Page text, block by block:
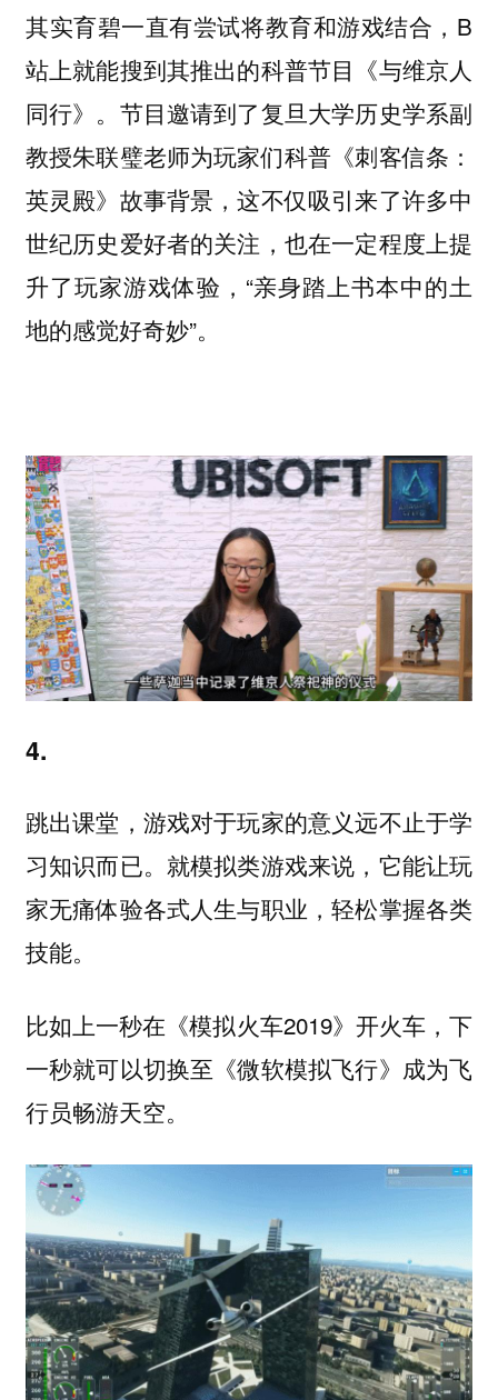
其实育碧一直有尝试将教育和游戏结合，B
站上就能搜到其推出的科普节目《与维京人
同行》。节目邀请到了复旦大学历史学系副
教授朱联璧老师为玩家们科普《刺客信条：
英灵殿》故事背景，这不仅吸引来了许多中
世纪历史爱好者的关注，也在一定程度上提
升了玩家游戏体验，“亲身踏上书本中的土
地的感觉好奇妙”。
4.
跳出课堂，游戏对于玩家的意义远不止于学
习知识而已。就模拟类游戏来说，它能让玩
家无痛体验各式人生与职业，轻松掌握各类
技能。
比如上一秒在《模拟火车2019》开火车，下
一秒就可以切换至《微软模拟飞行》成为飞
行员畅游天空。‍